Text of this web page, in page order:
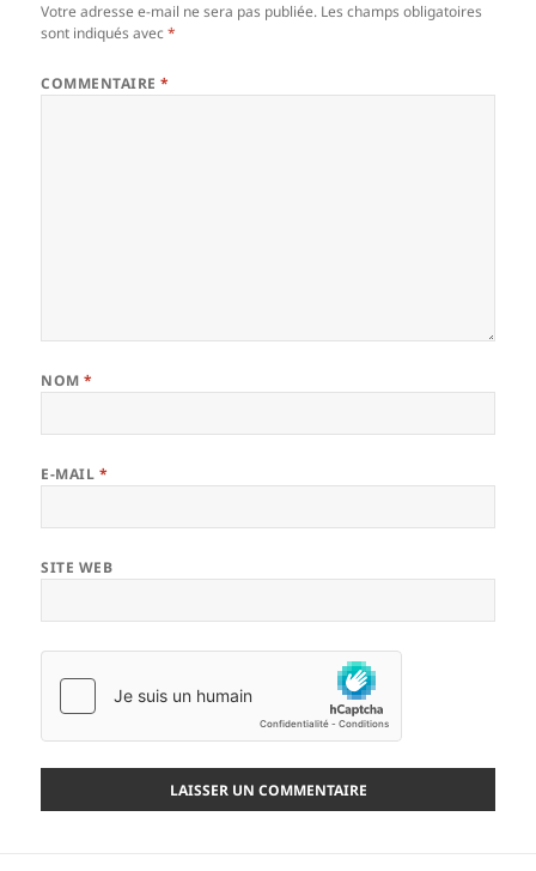
Votre adresse e-mail ne sera pas publiée. Les champs obligatoires
sont indiqués avec*
COMMENTAIRE*
NOM*
E-MAIL *
SITE WEB